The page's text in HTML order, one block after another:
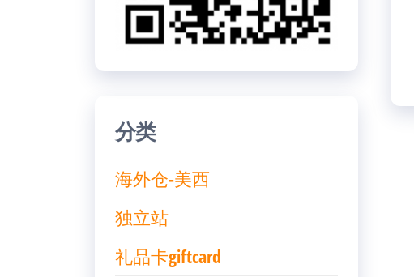
分类
海外仓-美西
独立站
礼品卡giftcard